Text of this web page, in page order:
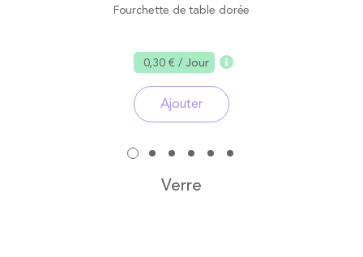
Fourchette de table dorée
0,30 €/ Jour
Ajouter
Verre